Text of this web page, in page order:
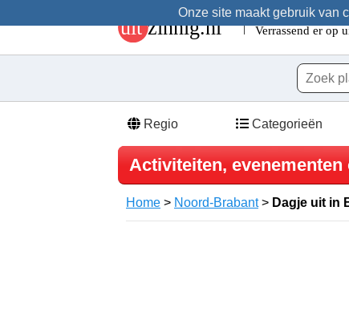
Onze site maakt gebruik van
Regio Categorieën
Activiteiten,
Home > Noord-Brabant> Dagje uit in